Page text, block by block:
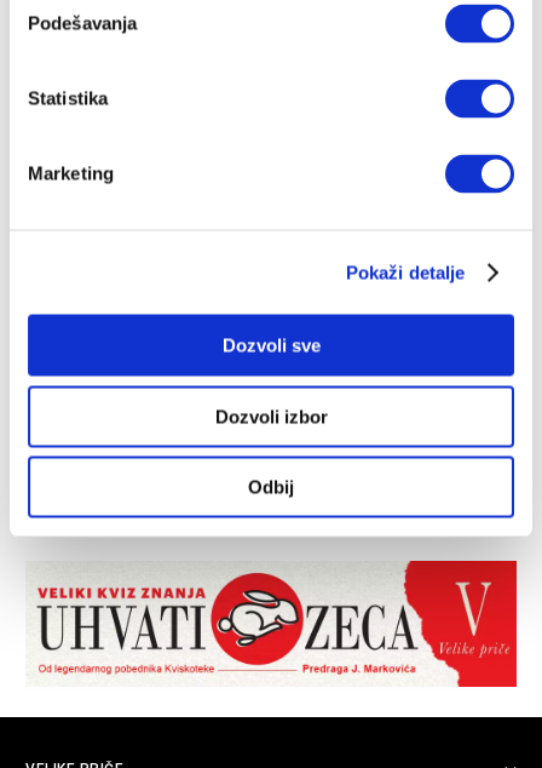
Podešavanja
Statistika
Marketing
Pokaži detalje
Dozvoli sve
Dozvoli izbor
Odbij
Zaboravljena lozinka?